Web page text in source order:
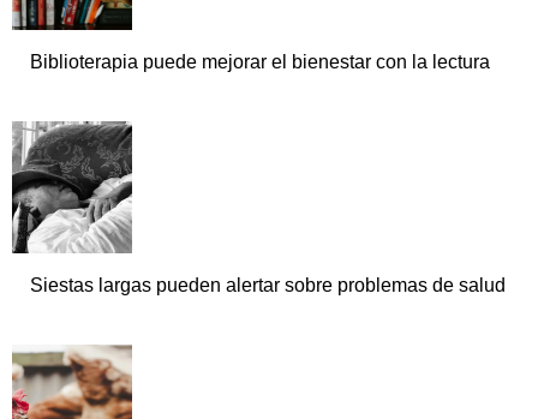
Biblioterapia puede mejorar el bienestar con la lectura
Siestas largas pueden alertar sobre problemas de salud